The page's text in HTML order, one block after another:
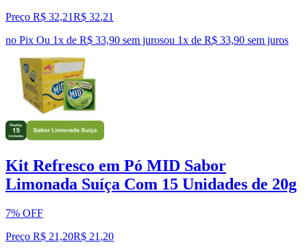
Preço R$ 32,21R$ 32,21
no Pix Ou 1x de R$ 33,90 sem jurosou 1x de R$ 33,90 sem juros
Kit Refresco em Pó MID Sabor
Limonada Suíça Com 15 Unidades de 20g
7% OFF
Preço R$ 21,20R$ 21 ,20